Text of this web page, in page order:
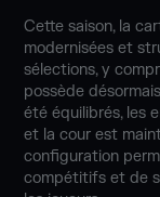
Cette saison, la
modernisées et
sélections, y
possède
été équilibrés, les
et la cour est
configuration
compétitifs et de